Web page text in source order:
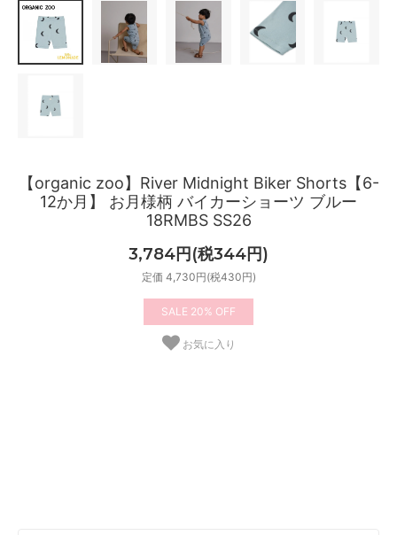
【organic zoo】River Midnight Biker Shorts【6-
12か月】 お月様柄 バイカーショーツ ブルー
18RMBS SS26
3,784円(税344円)
定価 4,730円(税430円)
20%
お気に入り